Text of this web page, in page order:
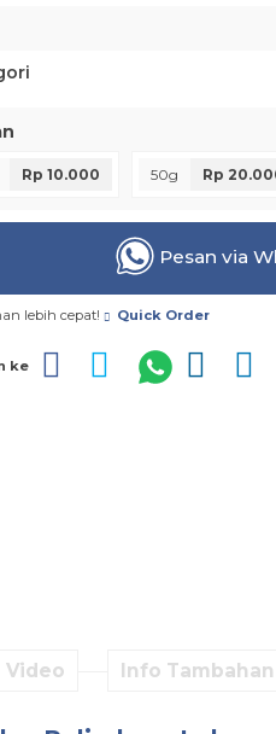
Rp 10.000 50g Rp
Pesan via
lebih cepat! Quick Order
ke
Video Info Tambahan